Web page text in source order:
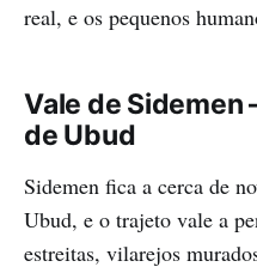
real, e os pequenos
Vale de
de Ubud
Sidemen fica a cerca de
Ubud, e o trajeto vale a
estreitas, vilarejos